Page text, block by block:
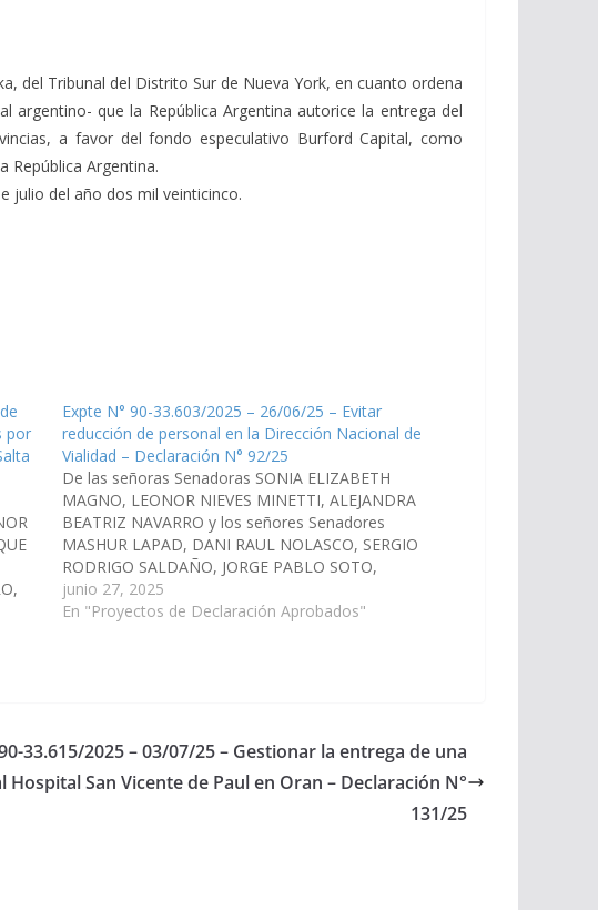
del Tribunal del Distrito Sur de Nueva York, en cuanto ordena
argentino- que la República Argentina autorice la entrega del
a favor del fondo especulativo Burford Capital, como
República Argentina.
julio del año dos mil veinticinco.
por
Expte N° 90-33.603/2025 – 26/06/25 – Evitar
reducción de personal en la Dirección Nacional de
Vialidad – Declaración N° 92/25
De las señoras Senadoras SONIA ELIZABETH
MAGNO, LEONOR NIEVES MINETTI, ALEJANDRA
BEATRIZ NAVARRO y los señores Senadores
MASHUR LAPAD, DANI RAUL NOLASCO, SERGIO
RODRIGO SALDAÑO, JORGE PABLO SOTO,
GUSTAVO MARCELO CARRIZO, ENRIQUE ANTONIO
CORNEJO SARAVIA, CARLOS FABIAN LOPEZ,
junio 27, 2025
En "Proyectos de Declaración Aprobados"
33.615/2025 – 03/07/25 – Gestionar la entrega de una
Hospital San Vicente de Paul en Oran – Declaración N°
131/25